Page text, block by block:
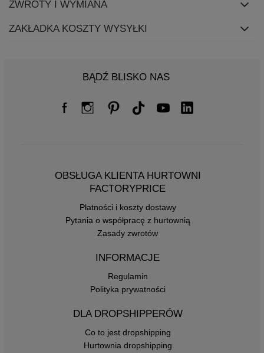
ZWROTY I WYMIANA
ZAKŁADKA KOSZTY WYSYŁKI
BĄDŹ BLISKO NAS
OBSŁUGA KLIENTA HURTOWNI
FACTORYPRICE
Płatności i koszty dostawy
Pytania o współpracę z hurtownią
Zasady zwrotów
INFORMACJE
Regulamin
Polityka prywatności
DLA DROPSHIPPERÓW
Co to jest dropshipping
Hurtownia dropshipping